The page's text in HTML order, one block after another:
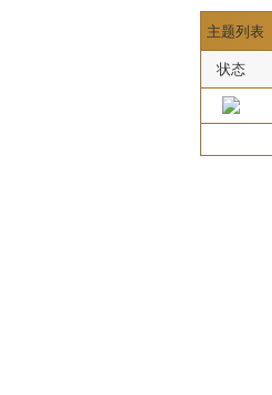
主题列表
状态